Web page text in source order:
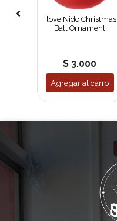
I love Nido Christmas
Ball Ornament
$ 3.000
Agregar al carro